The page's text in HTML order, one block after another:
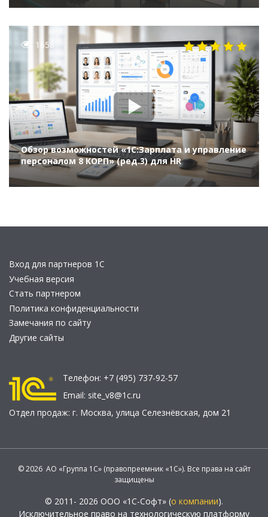
1658
Обзор возможностей «1С:Зарплата и управление
персоналом 8 КОРП» (ред.3) для HR
Вход для партнеров 1С
Учебная версия
Стать партнером
Политика конфиденциальности
Замечания по сайту
Другие сайты
Телефон: +7 (495) 737-92-57
Email: site_v8@1c.ru
Отдел продаж: г. Москва, улица Селезнёвская, дом 21
© 2026 АО «Группа 1С» (правопреемник «1С»). Все права на сайт
защищены
© 2011- 2026 ООО «1С-Софт» (о компании).
Исключительное право на технологическую платформу